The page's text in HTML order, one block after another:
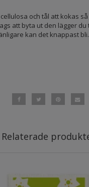
och tål att kokas
att byta ut den lägger du
kan det knappast bli.
Relaterade